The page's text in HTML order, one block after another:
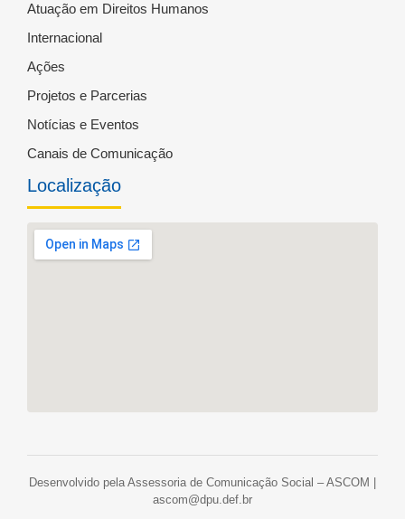
Atuação em Direitos Humanos
Internacional
Ações
Projetos e Parcerias
Notícias e Eventos
Canais de Comunicação
Localização
Desenvolvido pela Assessoria de Comunicação Social – ASCOM |
ascom@dpu.def.br